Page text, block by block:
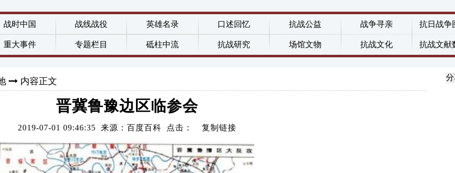
战时中国 战线战役 英雄名录 口述回忆 抗战公益 战争寻亲 抗日战争
重大事件 专题栏目 砥柱中流 抗战研究 场馆文物 抗战文化 抗战文献
内容正文
晋冀鲁豫边区临参会
2019-07-01 09:46:35 来源：百度百科 点击： 复制链接